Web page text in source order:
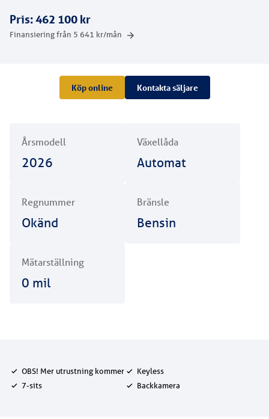
Pris:462 100 kr
Finansiering från 5 641 kr/mån
Köp online Kontakta säljare
Årsmodell
2026
Växellåda
Automat
Regnummer
Okänd
Bränsle
Bensin
Mätarställning
0 mil
OBS! Mer utrustning kommer
Keyless
7-sits
Backkamera